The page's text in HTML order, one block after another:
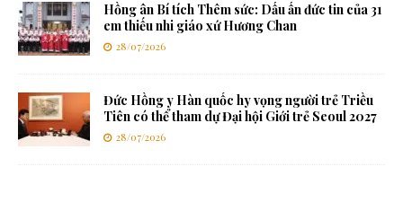
Hồng ân Bí tích Thêm sức: Dấu ấn đức tin của 31
em thiếu nhi giáo xứ Hương Chan
28/07/2026
Đức Hồng y Hàn quốc hy vọng người trẻ Triều
Tiên có thể tham dự Đại hội Giới trẻ Seoul 2027
28/07/2026